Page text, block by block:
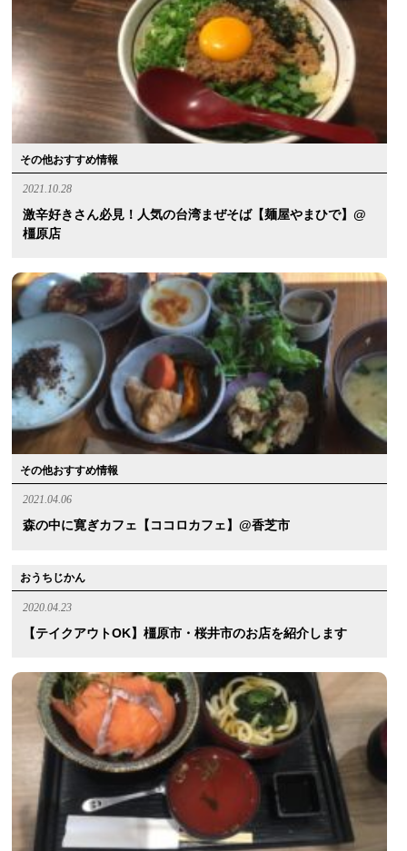
その他おすすめ情報
2021.10.28
激辛好きさん必見！人気の台湾まぜそば【麺屋やまひで】@
橿原店
その他おすすめ情報
2021.04.06
森の中に寛ぎカフェ【ココロカフェ】@香芝市
おうちじかん
2020.04.23
【テイクアウトOK】橿原市・桜井市のお店を紹介します